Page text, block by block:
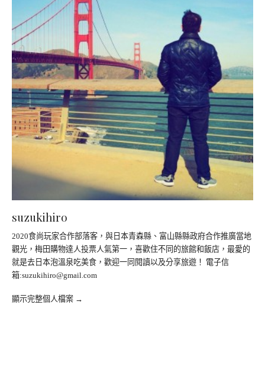
suzukihiro
2020食尚玩家合作部落客，與日本青森縣、富山縣縣政府合作推廣當地
觀光，梅田購物達人投票人氣第一，喜歡住不同的旅館和飯店，最愛的
就是去日本泡溫泉吃美食，歡迎一同閱讀以及分享旅遊！ 電子信
箱:suzukihiro@gmail.com
顯示完整個人檔案 →